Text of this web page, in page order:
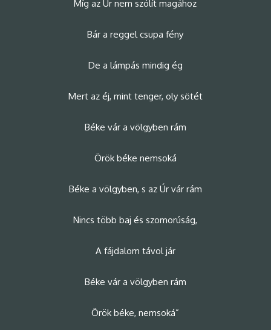
Míg az Úr nem szólít magához
Bár a reggel csupa fény
De a lámpás mindig ég
Mert az éj, mint tenger, oly sötét
Béke vár a völgyben rám
Örök béke nemsoká
Béke a völgyben, s az Úr vár rám
Nincs több baj és szomorúság,
A fájdalom távol jár
Béke vár a völgyben rám
Örök béke, nemsoká”